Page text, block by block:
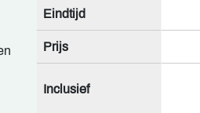
Eindtijd
Prijs
Inclusief